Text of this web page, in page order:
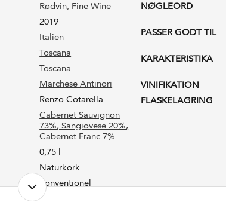
Rødvin, Fine Wine
2019
Italien
Toscana
Toscana
Marchese Antinori
Renzo Cotarella
Cabernet Sauvignon
73%, Sangiovese 20%,
Cabernet Franc 7%
0,75 l
Naturkork
Konventionel
14,0 %
NØGLEORD
PASSER GODT TIL
KARAKTERISTIKA
VINIFIKATION
FLASKELAGRING